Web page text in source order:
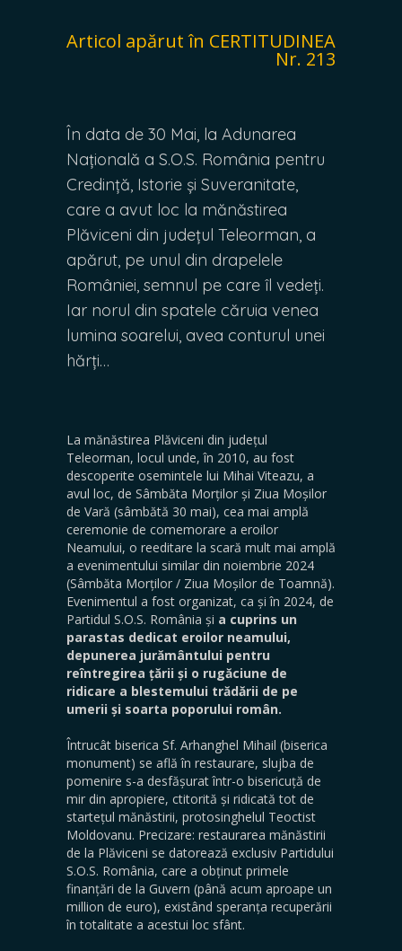
Articol apărut în CERTITUDINEA
Nr. 213
În data de 30 Mai, la Adunarea
Națională a S.O.S. România pentru
Credință, Istorie și Suveranitate,
care a avut loc la mănăstirea
Plăviceni din județul Teleorman, a
apărut, pe unul din drapelele
României, semnul pe care îl vedeți.
Iar norul din spatele căruia venea
lumina soarelui, avea conturul unei
hărți…
La mănăstirea Plăviceni din județul
Teleorman, locul unde, în 2010, au fost
descoperite osemintele lui Mihai Viteazu, a
avul loc, de Sâmbăta Morților și Ziua Moșilor
de Vară (sâmbătă 30 mai), cea mai amplă
ceremonie de comemorare a eroilor
Neamului, o reeditare la scară mult mai amplă
a evenimentului similar din noiembrie 2024
(Sâmbăta Morților / Ziua Moșilor de Toamnă).
Evenimentul a fost organizat, ca și în 2024, de
Partidul S.O.S. România și a cuprins un
parastas dedicat eroilor neamului,
depunerea jurământului pentru
reîntregirea țării și o rugăciune de
ridicare a blestemului trădării de pe
umerii și soarta poporului român.
Întrucât biserica Sf. Arhanghel Mihail (biserica
monument) se află în restaurare, slujba de
pomenire s-a desfășurat într-o bisericuță de
mir din apropiere, ctitorită și ridicată tot de
startețul mănăstirii, protosinghelul Teoctist
Moldovanu. Precizare: restaurarea mănăstirii
de la Plăviceni se datorează exclusiv Partidului
S.O.S. România, care a obținut primele
finanțări de la Guvern (până acum aproape un
million de euro), existând speranța recuperării
în totalitate a acestui loc sfânt.